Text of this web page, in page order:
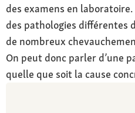
des examens en
des pathologies différentes
de nombreux
On peut donc parler d’une
quelle que soit la cause